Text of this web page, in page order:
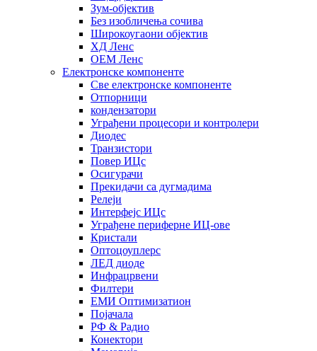
Зум-објектив
Без изобличења сочива
Широкоугаони објектив
ХД Ленс
ОЕМ Ленс
Електронске компоненте
Све електронске компоненте
Отпорници
кондензатори
Уграђени процесори и контролери
Диодес
Транзистори
Повер ИЦс
Осигурачи
Прекидачи са дугмадима
Релеји
Интерфејс ИЦс
Уграђене периферне ИЦ-ове
Кристали
Оптоцоуплерс
ЛЕД диоде
Инфрацрвени
Филтери
ЕМИ Оптимизатион
Појачала
РФ & Радио
Конектори